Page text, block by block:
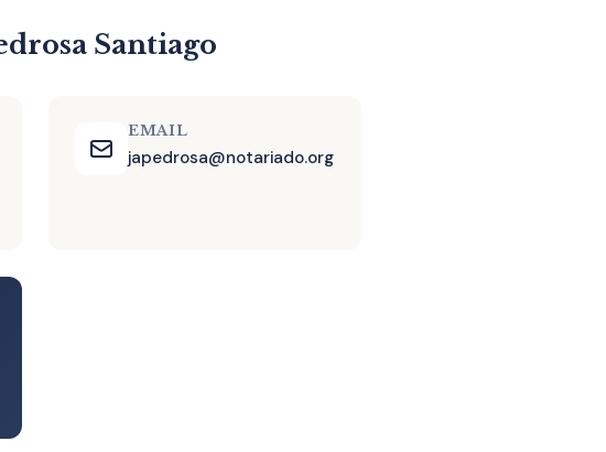
Santiago
EMAIL
japedrosa@notariado.org